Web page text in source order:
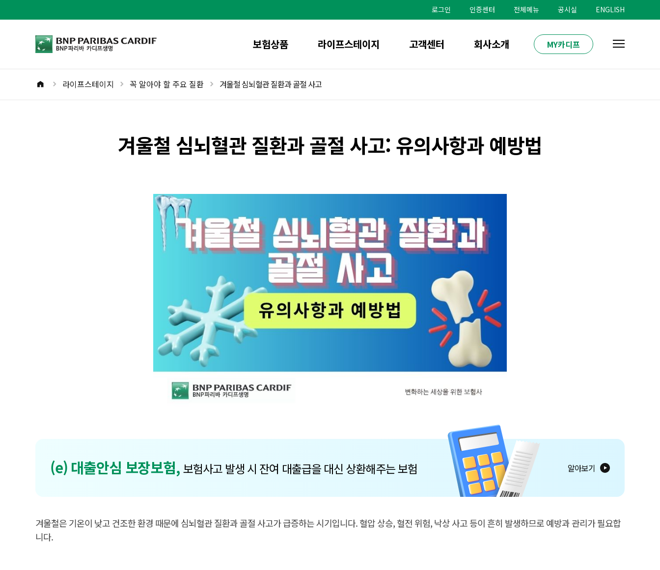
바
로그인 인증센터 전체메뉴 공시실 ENGLISH
bnpparibas로고 보험상품 라이프스테이지 고객센터 회사소개 MY카디프
홈버튼 라이프스테이지 꼭 알아야 할 주요 질환 겨울철 심뇌혈관 질환과 골절 사고
겨울철 심뇌혈관 질환과 골절 사고: 유의사항과 예방법
(e) 대출안심 보장보험, 보험사고 발생 시 잔여 대출급을 대신 상환해주는 보험 알아보기
겨울철은 기온이 낮고 건조한 환경 때문에 심뇌혈관 질환과 골절 사고가 급증하는 시기입니다. 혈압 상승, 혈전 위험, 낙상 사고 등이 흔히 발생하므로 예방과 관리가 필요합
니다.